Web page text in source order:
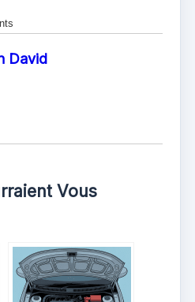
David
Vous